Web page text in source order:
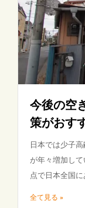
今後の空
策がおす
日本では少子
が年々増加し
点で日本全国
全て見る »